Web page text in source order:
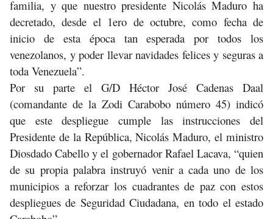
familia, y que nuestro presidente Nicolás Maduro ha
decretado, desde el 1ero de octubre, como fecha de
inicio de esta época tan esperada por todos los
venezolanos, y poder llevar navidades felices y seguras a
toda Venezuela”.
Por su parte el G/D Héctor José Cadenas Daal
(comandante de la Zodi Carabobo número 45) indicó
que este despliegue cumple las instrucciones del
Presidente de la República, Nicolás Maduro, el ministro
Diosdado Cabello y el gobernador Rafael Lacava, “quien
de su propia palabra instruyó venir a cada uno de los
municipios a reforzar los cuadrantes de paz con estos
despliegues de Seguridad Ciudadana, en todo el estado